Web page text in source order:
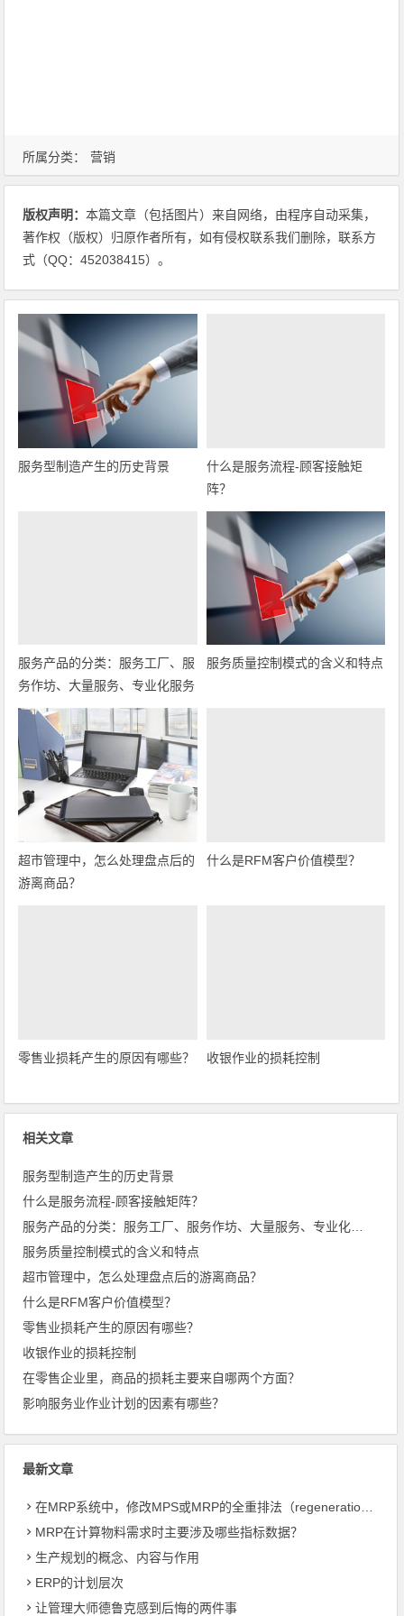
所属分类： 营销
版权声明：本篇文章（包括图片）来自网络，由程序自动采集，
著作权（版权）归原作者所有，如有侵权联系我们删除，联系方
式（QQ：452038415）。
服务型制造产生的历史背景
什么是服务流程-顾客接触矩
阵？
服务产品的分类：服务工厂、服
务作坊、大量服务、专业化服务
服务质量控制模式的含义和特点
超市管理中，怎么处理盘点后的
游离商品？
什么是RFM客户价值模型？
零售业损耗产生的原因有哪些？ 收银作业的损耗控制
相关文章
服务型制造产生的历史背景
什么是服务流程-顾客接触矩阵？
服务质量控制模式的含义和特点
超市管理中，怎么处理盘点后的游离商品？
什么是RFM客户价值模型？
零售业损耗产生的原因有哪些？
收银作业的损耗控制
在零售企业里，商品的损耗主要来自哪两个方面？
影响服务业作业计划的因素有哪些？
最新文章
在MRP系统中，修改MPS或MRP的全重排法（regeneration）和净改变法？
MRP在计算物料需求时主要涉及哪些指标数据？
生产规划的概念、内容与作用
ERP的计划层次
让管理大师德鲁克感到后悔的两件事